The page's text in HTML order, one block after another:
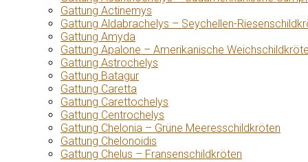
Gattung Actinemys
Gattung Aldabrachelys – Seychellen-
Gattung Amyda
Gattung Apalone – Amerikanische
Gattung Astrochelys
Gattung Batagur
Gattung Caretta
Gattung Carettochelys
Gattung Centrochelys
Gattung Chelonia – Grüne Meeresschildkröten
Gattung Chelonoidis
Gattung Chelus – Fransenschildkröten